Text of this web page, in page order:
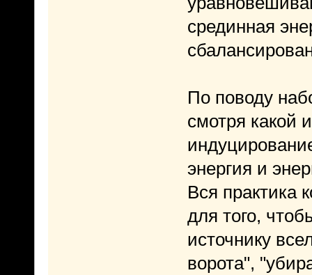
срединная
По поводу
смотря какой
энергия и
Вся практика
для того,
источнику
ворота",